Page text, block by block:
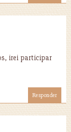
irei participar
Responder